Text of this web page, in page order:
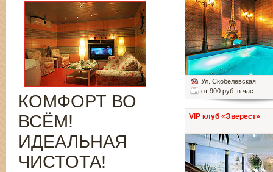
Ул. Скобелевская
от 900 руб. в час
VIP клуб «Эверест»
КОМФОРТ ВО
ВСЁМ!
ИДЕАЛЬНАЯ
ЧИСТОТА!